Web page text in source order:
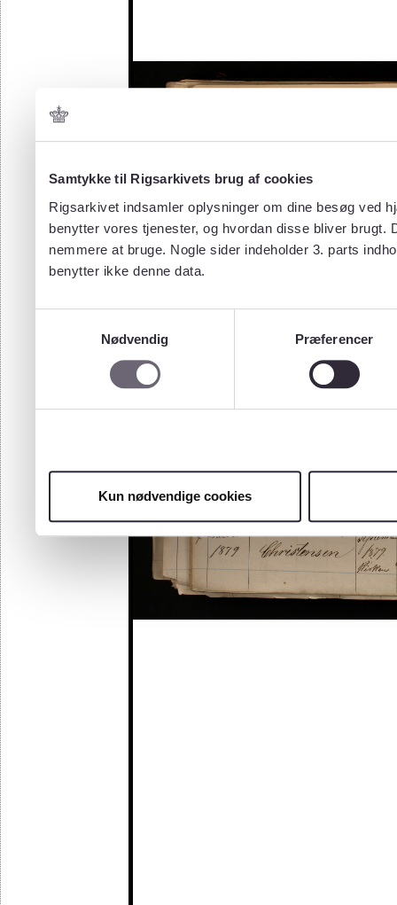
Samtykke til Rigsarkivets brug af cookies
Rigsarkivet indsamler oplysninger om dine besøg ved
benytter vores tjenester, og hvordan disse bliver
nemmere at bruge. Nogle sider indeholder 3. parts
benytter ikke denne data.
Nødvendig
Præferencer
Kun nødvendige cookies